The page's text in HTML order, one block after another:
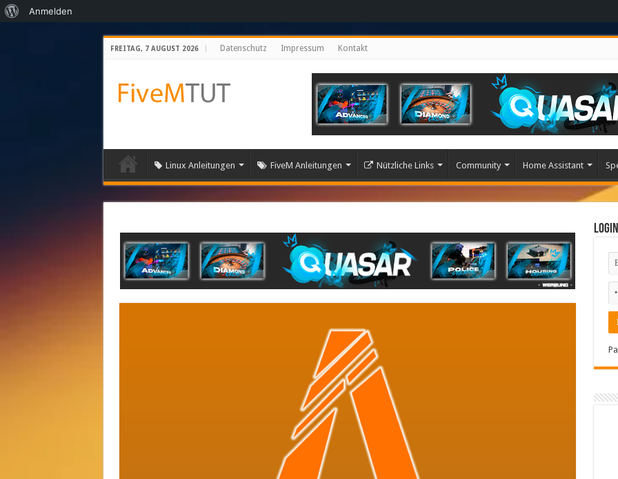
FREITAG, 7 AUGUST 2026 Datenschutz Impressum Kontakt
Linux Anleitungen FiveM Anleitungen Nützliche Links Community Home Assistant
Login
Über
Anmelden